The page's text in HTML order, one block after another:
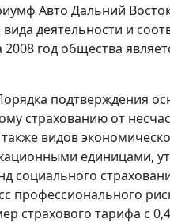
Авто Дальний
деятельности и
год общества
подтверждения
страхованию от
видов
единицами,
социального
профессионального
страхового тарифа с